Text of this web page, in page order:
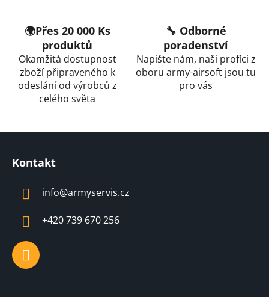
🌍Přes 20 000 Ks
produktů
Okamžitá dostupnost
zboží připraveného k
odeslání od výrobců z
celého světa
🔧 Odborné
poradenství
Napište nám, naši profíci z
oboru army-airsoft jsou tu
pro vás
Z
Kontakt
info@armyservis.cz
+420 739 670 256